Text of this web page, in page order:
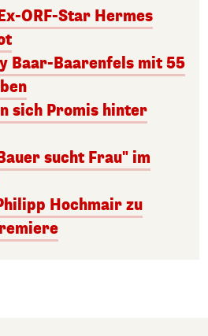
ORF-Star Hermes
Baar-Baarenfels mit 55
sich Promis hinter
sucht Frau" im
Hochmair zu